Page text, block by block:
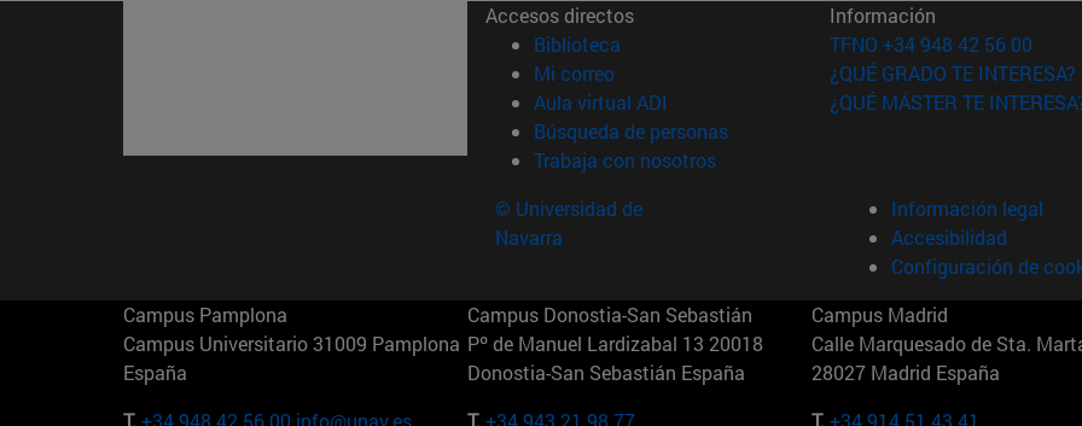
Accesos directos
Biblioteca (abre en nueva ventana)
Mi correo(abre en nueva ventana)
Aula virtual ADI (abre en nueva ventana)
Búsqueda de personas(abre en nueva ventana)
Trabaja con nosotros(abre en nueva ventana)
Información
TFNO +34 948 42 56 00
¿QUÉ GRADO TE INTERESA?
¿QUÉ MÁSTER TE
© Universidad de
Navarra
Información legal
Accesibilidad
Configuración de
Campus Pamplona
Campus Universitario 31009 Pamplona
España
T. +34 948 42 56 00 info@unav.es
Campus Donostia-San Sebastián
Pº de Manuel Lardizabal 13 20018
Donostia-San Sebastián España
T. +34 943 21 98 77
Campus Madrid
Calle Marquesado de Sta.
28027 Madrid España
T. +34 914 51 43 41